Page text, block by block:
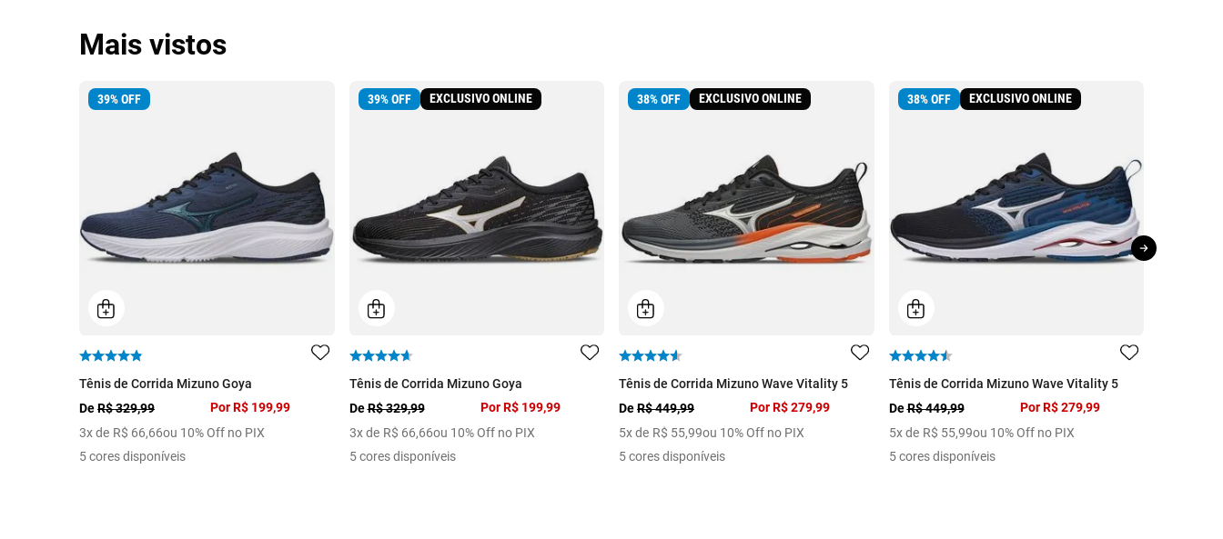
Mais vistos
39%OFF
Tênis de Corrida Mizuno Goya
DeR$ 329,99
3x de R$ 66,66ou 10% Off no PIX
Por R$ 199,99
5 cores disponíveis
39%OFF EXCLUSIVO ONLINE
Tênis de Corrida Mizuno Goya
DeR$ 329,99
3x de R$ 66,66ou 10% Off no PIX
Por R$ 199,99
5 cores disponíveis
38%OFF EXCLUSIVO ONLINE
Tênis de Corrida Mizuno Wave Vitality 5
DeR$ 449,99
5x de R$ 55,99ou 10% Off no PIX
Por R$ 279,99
5 cores disponíveis
38%OFF EXCLUSIVO ONLINE
Tênis de Corrida Mizuno Wave Vitality 5
DeR$ 449,99
5x de R$ 55,99ou 10% Off no PIX
Por R$ 279,99
5 cores disponíveis